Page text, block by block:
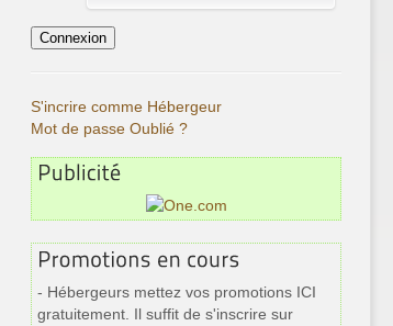
S'incrire comme Hébergeur
Mot de passe Oublié ?
- Hébergeurs mettez vos promotions ICI
gratuitement. Il suffit de s'inscrire sur